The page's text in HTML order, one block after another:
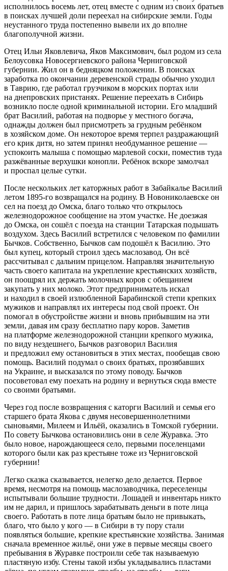
исполнилось восемь лет, отец вместе с одним из своих братьев
в поисках лучшей доли переехал на сибирские земли. Годы
неустанного труда постепенно вывели их до вполне
благополучной жизни.
Отец Ильи Яковлевича, Яков Максимович, был родом из села
Белоусовка Новосергиевского района Черниговской
губернии. Жил он в бедняцком положении. В поисках
заработка по окончании деревенской страды обычно уходил
в Таврию, где работал грузчиком в морских портах или
на днепровских пристанях. Решение переехать в Сибирь
возникло после одной криминальной истории. Его младший
брат Василий, работая на подворье у местного богача,
однажды должен был присмотреть за грудным ребёнком
в хозяйском доме. Он некоторое время терпел раздражающий
его крик дитя, но затем принял необдуманное решение —
успокоить малыша с помощью марлевой соски, поместив туда
разжёванные верхушки конопли. Ребёнок вскоре замолчал
и проспал целые сутки.
После нескольких лет каторжных работ в Забайкалье Василий
летом 1895-го возвращался на родину. В Новониколаевске он
сел на поезд до Омска, благо только что открылось
железнодорожное сообщение на этом участке. Не доезжая
до Омска, он сошёл с поезда на станции Татарская подышать
воздухом. Здесь Василий встретился с человеком по фамилии
Бычков. Собственно, Бычков сам подошёл к Василию. Это
был купец, который строил здесь маслозавод. Он всё
рассчитывал с дальним прицелом. Направляя значительную
часть своего капитала на укрепление крестьянских хозяйств,
он поощрял их держать молочных коров с обещанием
закупать у них молоко. Этот предприниматель искал
и находил в своей излюбленной Барабинской степи крепких
мужиков и направлял их интересы под свой проект. Он
помогал в обустройстве жизни и вновь прибывшим на эти
земли, давая им сразу бесплатно пару коров. Заметив
на платформе железнодорожной станции крепкого мужика,
по виду нездешнего, Бычков разговорил Василия
и предложил ему остановиться в этих местах, пообещав свою
помощь. Василий подумал о своих братьях, прозябавших
на Украине, и высказался по этому поводу. Бычков
посоветовал ему поехать на родину и вернуться сюда вместе
со своими братьями.
Через год после возвращения с каторги Василий и семья его
старшего брата Якова с двумя несовершеннолетними
сыновьями, Милеем и Ильёй, оказались в Томской губернии.
По совету Бычкова остановились они в селе Журавка. Это
было новое, нарождающееся село, первыми поселенцами
которого были как раз крестьяне тоже из Черниговской
губернии!
Легко сказка сказывается, нелегко дело делается. Первое
время, несмотря на помощь маслозаводчика, переселенцы
испытывали большие трудности. Лошадей и инвентарь никто
им не дарил, и пришлось зарабатывать деньги в поте лица
своего. Работать в поте лица братьям было не привыкать,
благо, что было у кого — в Сибири в ту пору стали
появляться большие, крепкие крестьянские хозяйства. Занимая
сначала временное жильё, они уже в первые месяцы своего
пребывания в Журавке построили себе так называемую
пластяную избу. Стены такой избы укладывались пластами